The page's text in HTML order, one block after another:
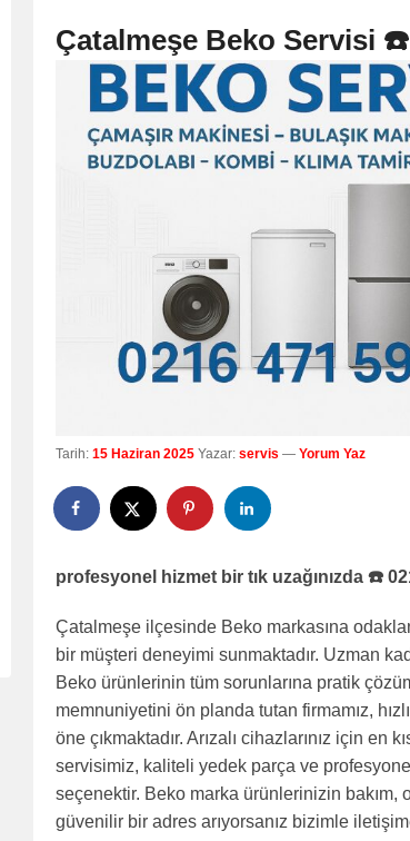
Çatalmeşe Beko Servisi ☎️
Tarih: 15 Haziran 2025 Yazar: servis — Yorum Yaz
profesyonel hizmet bir tık uzağınızda ☎️
Çatalmeşe ilçesinde Beko markasına
bir müşteri deneyimi sunmaktadır. Uzman
Beko ürünlerinin tüm sorunlarına pratik
memnuniyetini ön planda tutan firmamız,
öne çıkmaktadır. Arızalı cihazlarınız için en
servisimiz, kaliteli yedek parça ve
seçenektir. Beko marka ürünlerinizin bakım,
güvenilir bir adres arıyorsanız bizimle